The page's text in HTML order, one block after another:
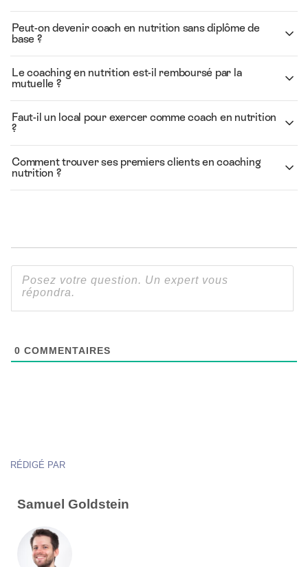
Peut-on devenir coach en nutrition sans diplôme de
base ?
Le coaching en nutrition est-il remboursé par la
mutuelle ?
Faut-il un local pour exercer comme coach en nutrition
?
Comment trouver ses premiers clients en coaching
nutrition ?
0 COMMENTAIRES
RÉDIGÉ PAR
Samuel Goldstein